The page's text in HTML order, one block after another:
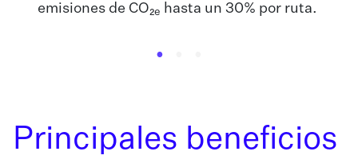
emisiones de CO₂e hasta un 30% por ruta.
Principales beneficios